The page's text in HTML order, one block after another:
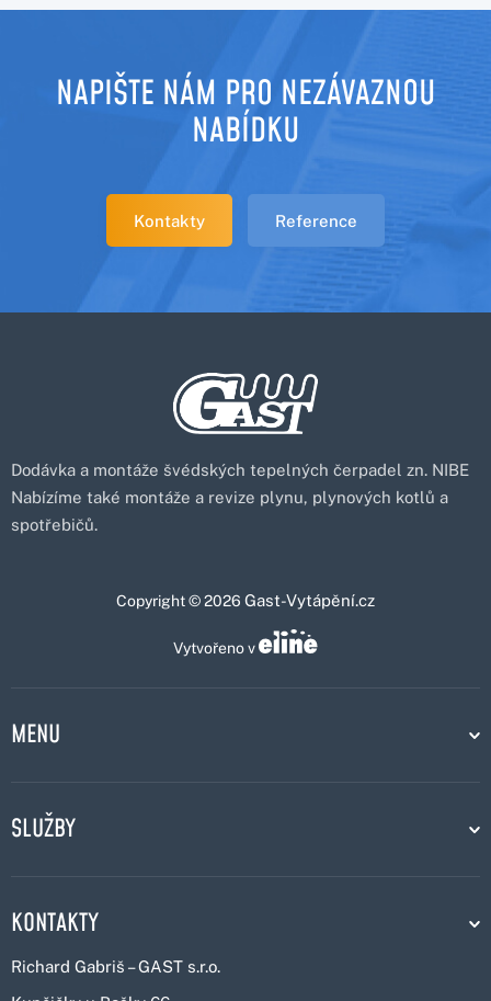
NAPIŠTE NÁM PRO NEZÁVAZNOU
NABÍDKU
Kontakty Reference
Dodávka a montáže švédských tepelných čerpadel zn. NIBE
Nabízíme také montáže a revize plynu, plynových kotlů a
spotřebičů.
Copyright © 2026 Gast-Vytápění.cz
Vytvořeno v
MENU
SLUŽBY
KONTAKTY
Richard Gabriš – GAST s.r.o.